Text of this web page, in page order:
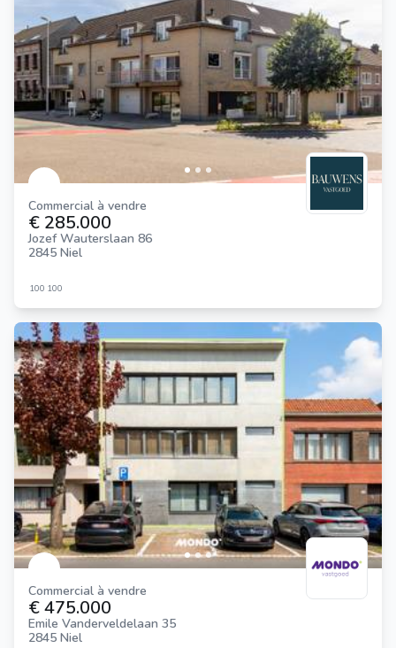
Commercial à vendre
€ 285.000
Jozef Wauterslaan 86
2845 Niel
100 100
Commercial à vendre
€ 475.000
Emile Vanderveldelaan 35
2845 Niel